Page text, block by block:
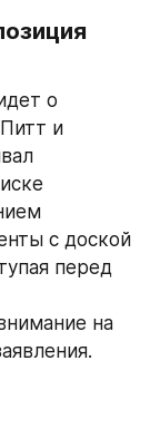
о
и
с доской
перед
на